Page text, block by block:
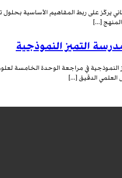
يركّز على ربط المفاهيم الأساسية بحلول
[…]
التميز النموذجية
في مراجعة الوحدة الخامسة
العلمي الدقيق […]